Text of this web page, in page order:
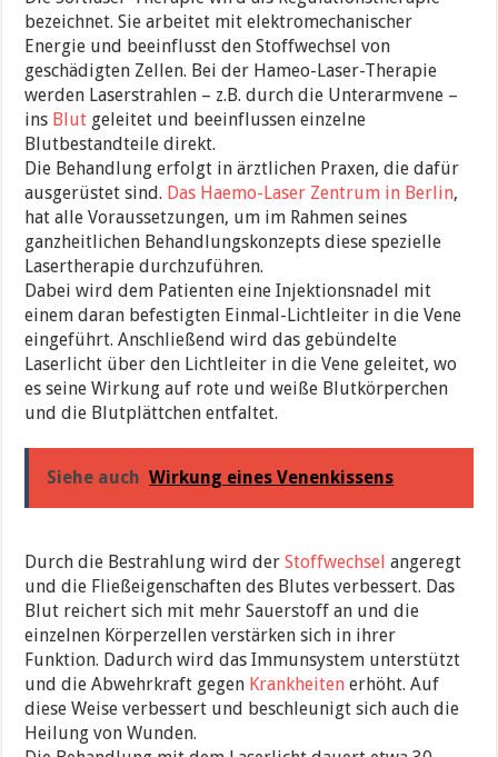
bezeichnet. Sie arbeitet mit elektromechanischer
Energie und beeinflusst den Stoffwechsel von
geschädigten Zellen. Bei der Hameo-Laser-Therapie
werden Laserstrahlen – z.B. durch die Unterarmvene –
ins Blut geleitet und beeinflussen einzelne
Blutbestandteile direkt.
Die Behandlung erfolgt in ärztlichen Praxen, die dafür
ausgerüstet sind. Das Haemo-Laser Zentrum in Berlin,
hat alle Voraussetzungen, um im Rahmen seines
ganzheitlichen Behandlungskonzepts diese spezielle
Lasertherapie durchzuführen.
Dabei wird dem Patienten eine Injektionsnadel mit
einem daran befestigten Einmal-Lichtleiter in die Vene
eingeführt. Anschließend wird das gebündelte
Laserlicht über den Lichtleiter in die Vene geleitet, wo
es seine Wirkung auf rote und weiße Blutkörperchen
und die Blutplättchen entfaltet.
Siehe auch Wirkung eines Venenkissens
Durch die Bestrahlung wird derStoffwechsel angeregt
und die Fließeigenschaften des Blutes verbessert. Das
Blut reichert sich mit mehr Sauerstoff an und die
einzelnen Körperzellen verstärken sich in ihrer
Funktion. Dadurch wird das Immunsystem unterstützt
und die Abwehrkraft gegen Krankheiten erhöht. Auf
diese Weise verbessert und beschleunigt sich auch die
Heilung von Wunden.